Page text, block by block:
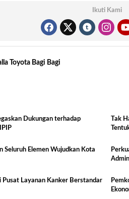
Ikuti Kami
Toyota Bagi Bagi
Dukungan terhadap
Tak
Seluruh Elemen Wujudkan Kota
Pusat Layanan Kanker Berstandar